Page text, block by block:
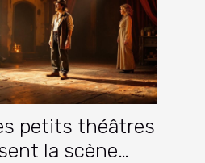
petits théâtres
la scène